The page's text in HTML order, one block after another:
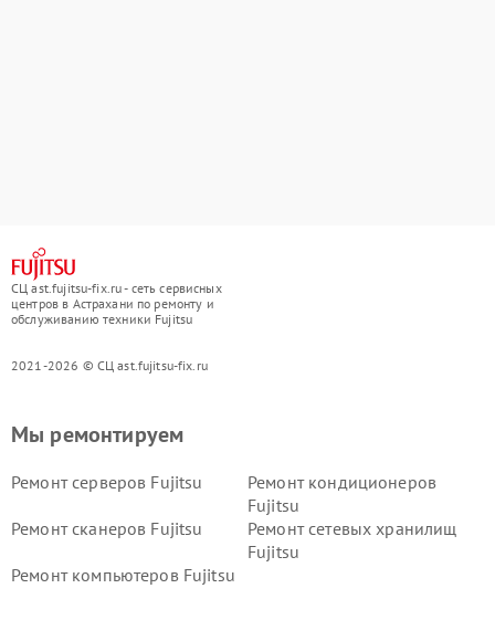
СЦ ast.fujitsu-fix.ru - сеть сервисных
центров в Астрахани по ремонту и
обслуживанию техники Fujitsu
2021-2026 © СЦ ast.fujitsu-fix.ru
Мы ремонтируем
Ремонт серверов Fujitsu
Ремонт кондиционеров
Fujitsu
Ремонт сканеров Fujitsu
Ремонт сетевых хранилищ
Fujitsu
Ремонт компьютеров Fujitsu